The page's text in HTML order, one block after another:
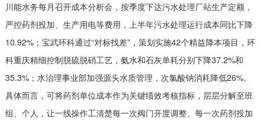
川能水务每月召开成本分析会，按季度下达污水处理厂站生产定额，
严控药剂投加、生产用电等费用，上半年污水处理运行成本同比下降
10.92%；宝武环科通过“对标找差”，策划实施42个精益降本项目，环
科重庆精细控制脱硫脱硝工艺，氨水和石灰单耗分别下降37.2%和
35.3%；水治理事业部加强源头水质管理，次氯酸钠消耗降低26%。
具体而言，可将药剂单位成本作为关键绩效考核指标，层层分解至班
组、个人，让一线操作工清楚每一次阀门开度调整、每一次药剂投加